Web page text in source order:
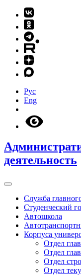
Рус
Eng
деятельность
Служба
Студенческий
Автошкола
Корпуса
Отдел
Отдел
Отдел
Отдел